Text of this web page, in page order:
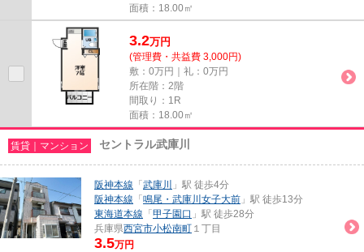
面積：18.00㎡
3.2万円
(管理費・共益費 3,000円)
敷：0万円｜礼：0万円
所在階：2階
間取り：1R
面積：18.00㎡
賃貸｜マンション セントラル武庫川
阪神本線 「 武庫川
」駅 徒歩4分
阪神本線 「 鳴尾・武庫川女子大前 」駅 徒歩13分
東海道本線 「 甲子園口 」駅 徒歩28分
兵庫県西宮市小松南町 １丁目
3.5万円